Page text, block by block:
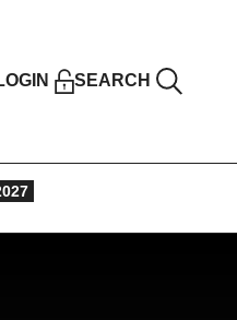
SEARCH